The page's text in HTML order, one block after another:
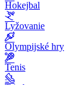
Hokejbal
Lyžovanie
Olympijské hry
Tenis